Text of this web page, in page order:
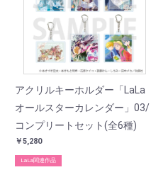
アクリルキーホルダー「LaLa
オールスターカレンダー」03/
コンプリートセット(全6種)
￥5,280
LaLa関連作品